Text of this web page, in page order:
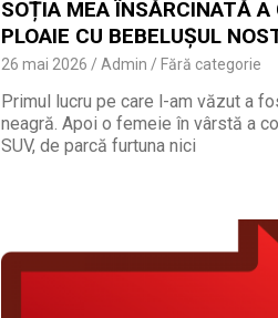
SOȚIA MEA ÎNSĂRCINATĂ
PLOAIE CU BEBELUȘUL
26 mai 2026 Admin Fără categorie
Primul lucru pe care l-am văzut a
neagră. Apoi o femeie în vârstă a
SUV, de parcă furtuna nici